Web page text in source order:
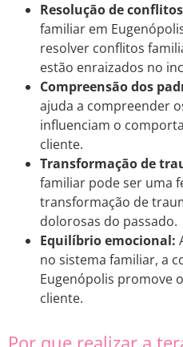
Resolução de
familiar em
resolver conflitos
estão enraizados no
Compreensão dos
ajuda a compreender
influenciam o
cliente.
Transformação de
familiar pode ser uma
transformação de
dolorosas do passado.
Equilíbrio emocional:
no sistema familiar, a
Eugenópolis promove
cliente.